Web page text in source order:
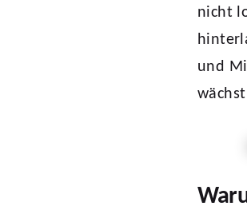
nicht
und